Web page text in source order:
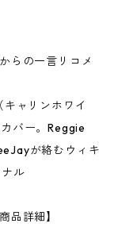
らの一言リコメ
ャリンホワイ
バー。Reggie
が絡むウィキ
ル
品詳細】